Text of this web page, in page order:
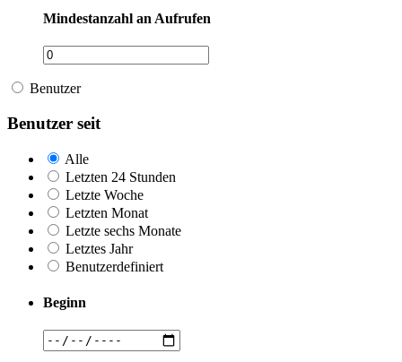
Mindestanzahl an Aufrufen
Benutzer
Benutzer seit
Alle
Letzten 24 Stunden
Letzte Woche
Letzten Monat
Letzte sechs Monate
Letztes Jahr
Benutzerdefiniert
Beginn